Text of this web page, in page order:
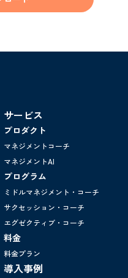
サービス
プロダクト
マネジメントコーチ
マネジメントAI
プログラム
ミドルマネジメント・コーチ
サクセッション・コーチ
エグゼクティブ・コーチ
料金
料金プラン
導入事例